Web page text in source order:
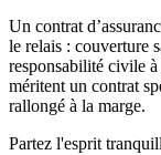
Un contrat
le relais : couverture
responsabilité civile à
méritent un contrat
rallongé à la marge.
Partez l'esprit